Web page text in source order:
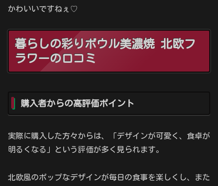
かわいいですねぇ♡
暮らしの彩りボウル美濃焼 北欧フ
ラワーの口コミ
購入者からの高評価ポイント
実際に購入した方々からは、「デザインが可愛く、食卓が
明るくなる」という評価が多く見られます。
北欧風のポップなデザインが毎日の食事を楽しくし、また